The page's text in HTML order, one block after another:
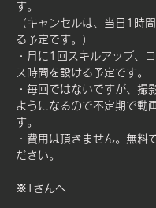
す。
（キャンセルは、当日1時
る予定です。）
・月に1回スキルアップ、
ス時間を設ける予定です。
・毎回ではないですが、撮
ようになるので不定期で動
す。
・費用は頂きません。無料
ださい。
※Tさんへ